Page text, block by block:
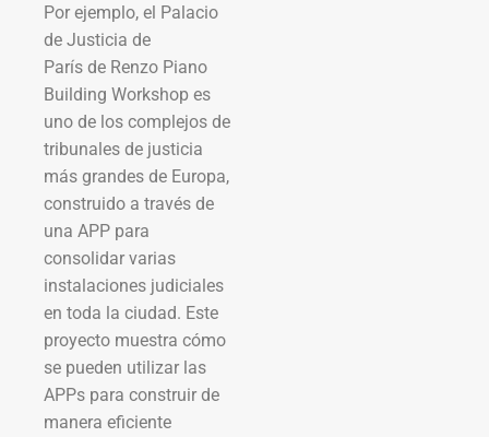
Por ejemplo, el Palacio
de Justicia de
París de Renzo Piano
Building Workshop es
uno de los complejos de
tribunales de justicia
más grandes de Europa,
construido a través de
una APP para
consolidar varias
instalaciones judiciales
en toda la ciudad. Este
proyecto muestra cómo
se pueden utilizar las
APPs para construir de
manera eficiente